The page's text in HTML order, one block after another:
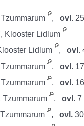
, ovl.
Klooster Lidlum
Lidlum , ovl.
, ovl.
, ovl.
Tzummarum , ovl. 7
, ovl.